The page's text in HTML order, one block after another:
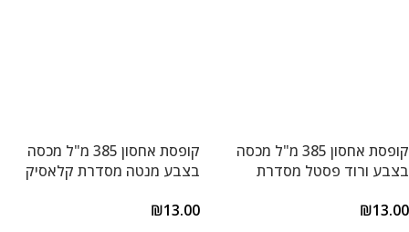
קופסת אחסון 385 מ"ל מכסה
בצבע ורוד פסטל מסדרת
₪13.00
קופסת אחסון 385 מ"ל מכסה
בצבע מנטה מסדרת קלאסיק
₪13.00